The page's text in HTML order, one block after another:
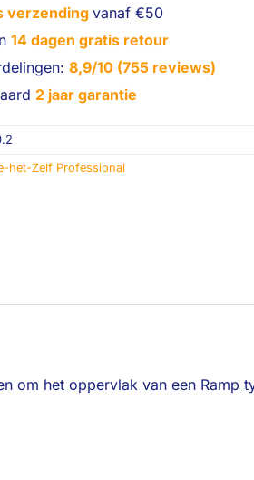
verzending vanaf €50
14 dagen gratis retour
8,9/10 (755 reviews)
2 jaar garantie
het-Zelf Professional
om het oppervlak van een Ramp